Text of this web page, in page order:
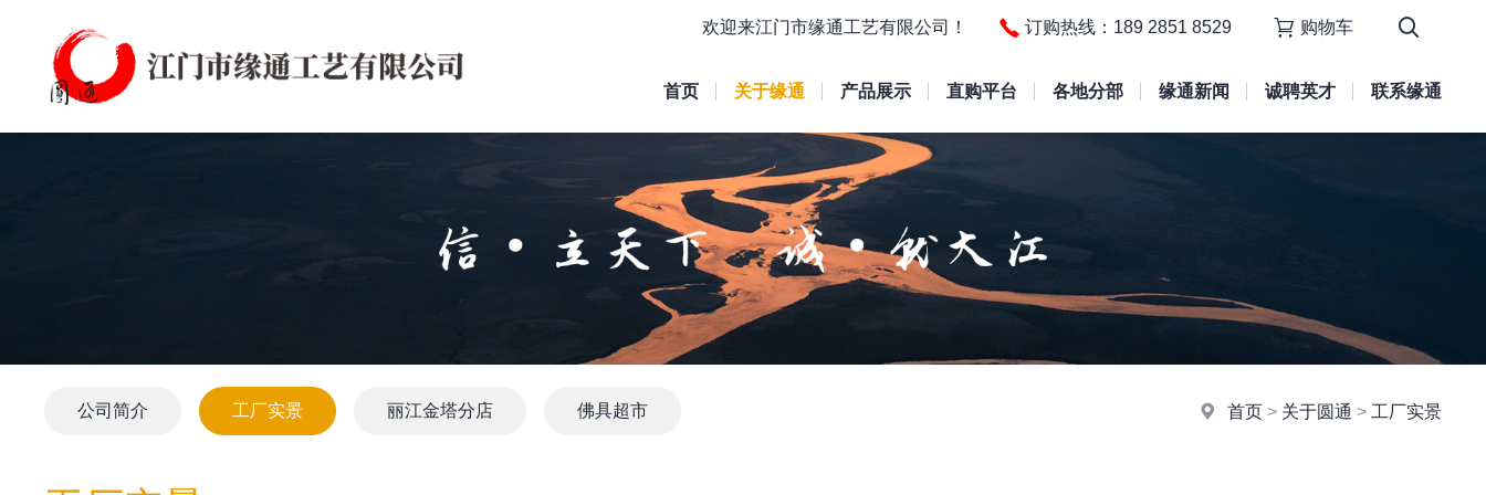
首页 关于缘通 产品展示 直购平台 各地分部 缘通新闻 诚聘英才 联系缘通
欢迎来江门市缘通工艺有限公司！ 订购热线：189 2851 8529 购物车
首页> 关于圆通 > 工厂实景
公司简介 工厂实景 丽江金塔分店 佛具超市